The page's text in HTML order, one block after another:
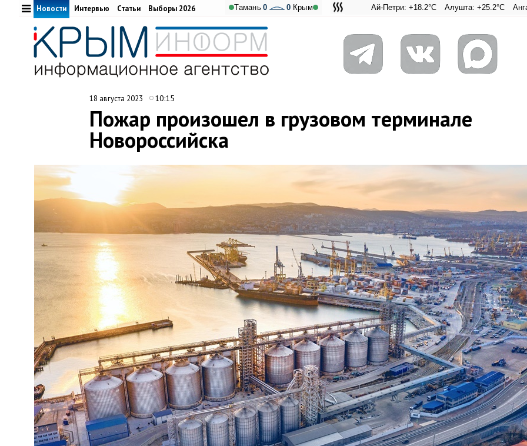
Ай-Петри: +18.2°C Алушта: +25.2°C Ангарский
Тамань 0 0 Крым
Новости Интервью Статьи Выборы 2026
18 августа 2023 10:15
Пожар произошел в грузовом терминале
Новороссийска